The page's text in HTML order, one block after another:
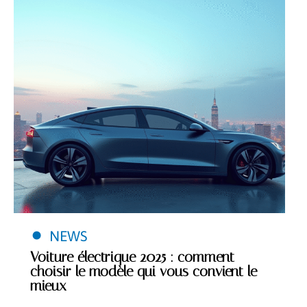
NEWS
Voiture électrique 2025 : comment
choisir le modèle qui vous convient le
mieux